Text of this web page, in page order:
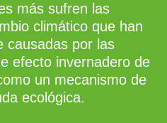
más sufren las
climático que han
causadas por las
efecto invernadero de
un mecanismo de
ecológica.